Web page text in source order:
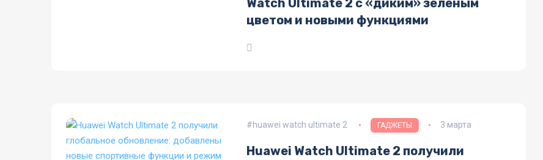
Watch Ultimate 2 с «диким» зеленым
цветом и новыми функциями
huawei watch ultimate 2 ГАДЖЕТЫ 3 марта
Huawei Watch Ultimate 2 получили